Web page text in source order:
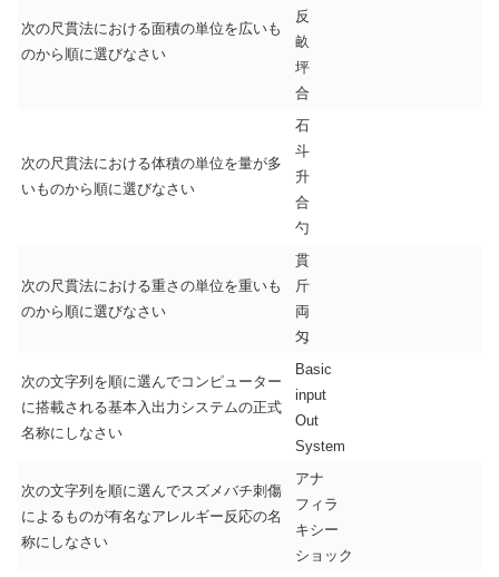
次の尺貫法における面積の単位を広いも
のから順に選びなさい
反
畝
坪
合
次の尺貫法における体積の単位を量が多
いものから順に選びなさい
石
斗
升
合
勺
次の尺貫法における重さの単位を重いも
のから順に選びなさい
貫
斤
両
匁
次の文字列を順に選んでコンピューター
に搭載される基本入出力システムの正式
名称にしなさい
Basic
input
Out
System
次の文字列を順に選んでスズメバチ刺傷
によるものが有名なアレルギー反応の名
称にしなさい
アナ
フィラ
キシー
ショック